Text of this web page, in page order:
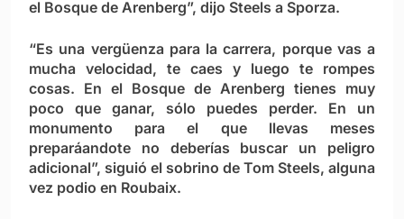
el Bosque de Arenberg”, dijo Steels a Sporza.
“Es una vergüenza para la carrera, porque vas a
mucha velocidad, te caes y luego te rompes
cosas. En el Bosque de Arenberg tienes muy
poco que ganar, sólo puedes perder. En un
monumento para el que llevas meses
preparáandote no deberías buscar un peligro
adicional”, siguió el sobrino de Tom Steels, alguna
vez podio en Roubaix.